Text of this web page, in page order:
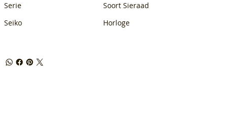
Serie
Seiko
Soort Sieraad
Horloge